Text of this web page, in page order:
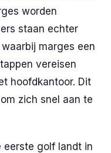
worden
staan echter
marges een
vereisen
hoofdkantoor. Dit
zich snel aan te
eerste golf landt in